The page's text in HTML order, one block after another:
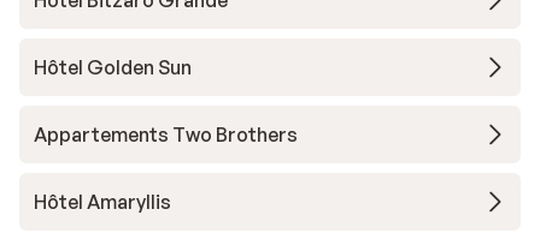
Hôtel Golden Sun
Appartements Two Brothers
Hôtel Amaryllis